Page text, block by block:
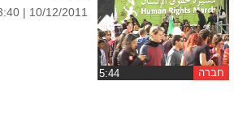
חברה
10/12/2011 | 23:40